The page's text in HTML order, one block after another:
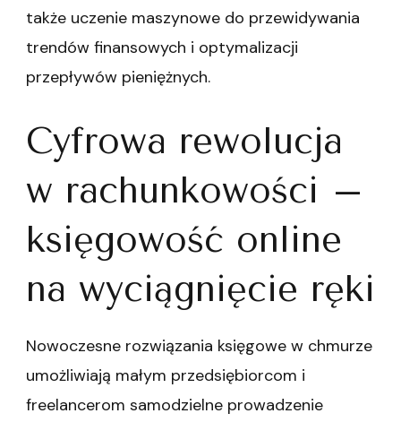
także uczenie maszynowe do przewidywania
trendów finansowych i optymalizacji
przepływów pieniężnych.
Cyfrowa rewolucja
w rachunkowości –
księgowość online
na wyciągnięcie ręki
Nowoczesne rozwiązania księgowe w chmurze
umożliwiają małym przedsiębiorcom i
freelancerom samodzielne prowadzenie